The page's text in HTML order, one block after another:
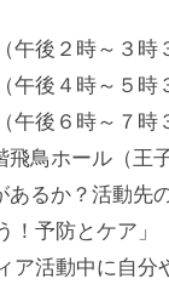
時～３時３
時～５時３
時～７時３
飛鳥ホール（
るか？活動先
防とケア
に自分やお